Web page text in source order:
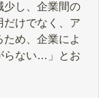
少し、企業間の
だけでなく、ア
め、企業によ
らない…」とお